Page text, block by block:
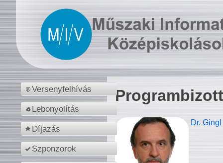
Versenyfelhívás
Lebonyolítás
Díjazás
Szponzorok
Dr.